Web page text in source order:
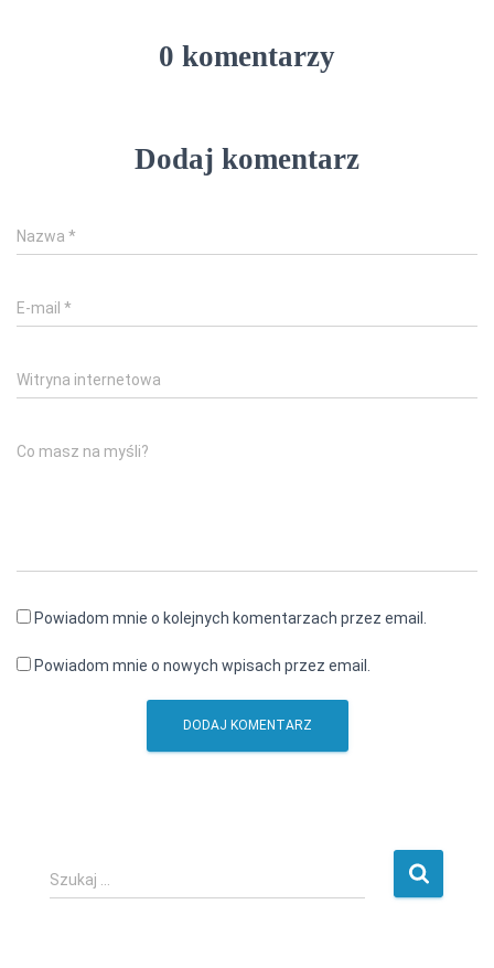
0 komentarzy
Dodaj komentarz
Nazwa *
E-mail *
Witryna internetowa
Co masz na myśli?
Powiadom mnie o kolejnych komentarzach przez email.
Powiadom mnie o nowych wpisach przez email.
S
z
Szukaj …